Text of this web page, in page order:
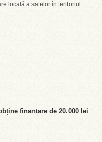
locală a satelor în teritoriul...
finanțare de 20.000 lei